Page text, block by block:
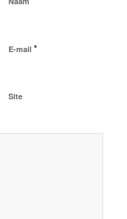
E-mail *
Site